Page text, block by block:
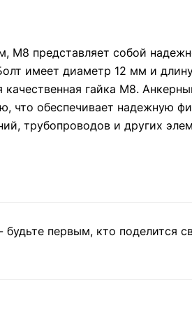
М8 представляет собой
имеет диаметр 12 мм и
гайка М8.
что обеспечивает надежную
трубопроводов и других
первым, кто поделится